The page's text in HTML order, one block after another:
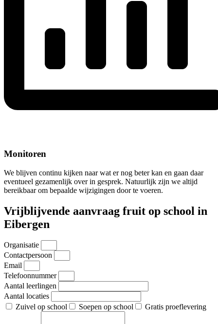
Monitoren
We blijven continu kijken naar wat er nog beter kan en gaan daar
eventueel gezamenlijk over in gesprek. Natuurlijk zijn we altijd
bereikbaar om bepaalde wijzigingen door te voeren.
Vrijblijvende aanvraag fruit op school in
Eibergen
Organisatie
Contactpersoon
Email
Telefoonnummer
Aantal leerlingen
Aantal locaties
Zuivel op school
Soepen op school Gratis proeflevering